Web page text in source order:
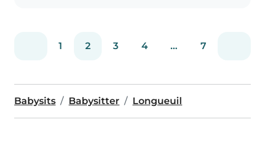
1 2 3 4 ... 7
Babysits Babysitter Longueuil